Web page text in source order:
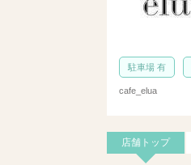
駐車場 有
cafe_elua
店舗トップ